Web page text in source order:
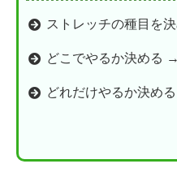
ストレッチの種目を
どこでやるか決める
どれだけやるか決め